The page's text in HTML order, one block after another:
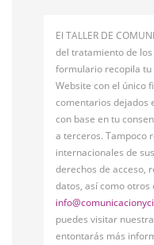
El TALLER DE
del tratamiento de
formulario recopila
Website con el único
comentarios dejados
con base en tu
a terceros. Tampoco
internacionales de
derechos de acceso,
datos, así como otros
puedes visitar nuestra
entontarás más